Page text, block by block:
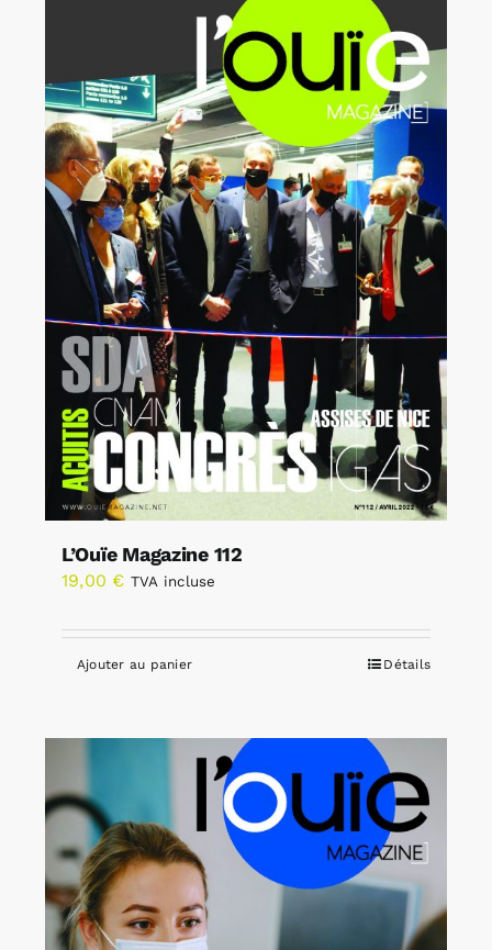
L’Ouïe Magazine 112
19,00 € TVA incluse
Ajouter au panier Détails